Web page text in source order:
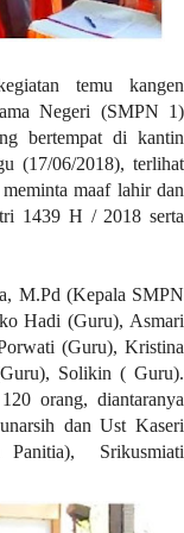
temu kangen
Negeri (SMPN 1)
bertempat di kantin
(17/06/2018), terlihat
maaf lahir dan
1439 H / 2018 serta
M.Pd (Kepala SMPN
Hadi (Guru), Asmari
(Guru), Kristina
Solikin ( Guru).
orang, diantaranya
dan Ust Kaseri
Panitia), Srikusmiati